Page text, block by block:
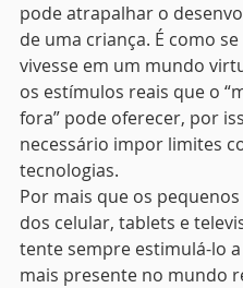
pode atrapalhar o
de uma criança. É como se
vivesse em um mundo
os estímulos reais que o
fora” pode oferecer, por
necessário impor limites
tecnologias.
Por mais que os
dos celular, tablets e
tente sempre estimulá-lo
mais presente no mundo